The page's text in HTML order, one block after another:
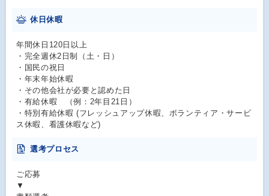
休日休暇
年間休日120日以上
・完全週休2日制（土・日）
・国民の祝日
・年末年始休暇
・その他会社が必要と認めた日
・有給休暇 （例：2年目21日）
・特別有給休暇 (フレッシュアップ休暇、ボランティア・サービ
ス休暇、看護休暇など)
選考プロセス
ご応募
▼